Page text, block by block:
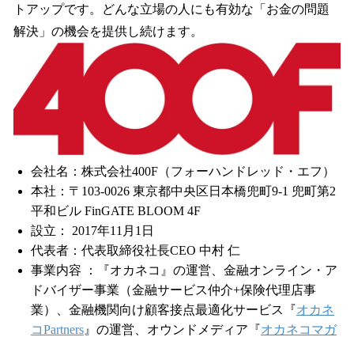
トアップです。どんな立場の人にも有効な「お金の問題
解決」の機会を提供し続けます。
会社名：株式会社400F（フォーハンドレッド・エフ）
本社：〒103-0026 東京都中央区日本橋兜町9-1 兜町第2
平和ビル FinGATE BLOOM 4F
設立： 2017年11月1日
代表者：代表取締役社長CEO 中村 仁
事業内容 ：『オカネコ』の運営、金融オンライン・ア
ドバイザー事業（金融サービス仲介+保険代理店事
業）、金融機関向け顧客接点最適化サービス『オカネ
コPartners 』の運営、オウンドメディア『オカネコマガ